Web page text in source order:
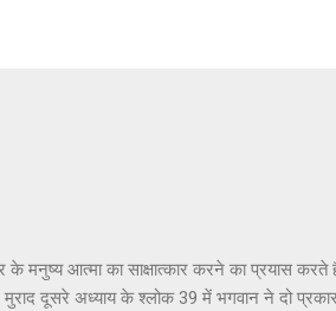
के मनुष्य आत्मा का साक्षात्कार करने का प्रयास
दूसरे अध्याय के श्लोक 39 में भगवान ने दो प्रकार